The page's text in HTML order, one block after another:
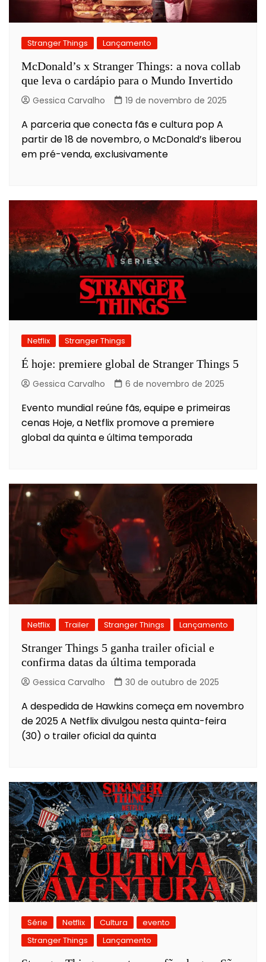
Stranger Things Lançamento
McDonald’s x Stranger Things: a nova collab
que leva o cardápio para o Mundo Invertido
Gessica Carvalho 19 de novembro de 2025
A parceria que conecta fãs e cultura pop A
partir de 18 de novembro, o McDonald’s liberou
em pré-venda, exclusivamente
Netflix Stranger Things
É hoje: premiere global de Stranger Things 5
Gessica Carvalho 6 de novembro de 2025
Evento mundial reúne fãs, equipe e primeiras
cenas Hoje, a Netflix promove a premiere
global da quinta e última temporada
Netflix Trailer Stranger Things Lançamento
Stranger Things 5 ganha trailer oficial e
confirma datas da última temporada
Gessica Carvalho 30 de outubro de 2025
A despedida de Hawkins começa em novembro
de 2025 A Netflix divulgou nesta quinta-feira
(30) o trailer oficial da quinta
Série Netflix Cultura
evento
Stranger Things
Lançamento